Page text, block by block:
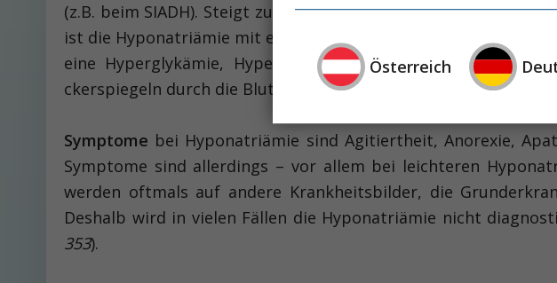
(z.B. beim SIADH). Steigt zusätzlich der Gesamtkörper-
ist die Hyponatriämie mit einer Hypoosmolalität assoziiert.
eine Hyperglykämie, Hyperlipidämie oder eine
ckerspiegeln durch die Blutzuckernormalisierung beseitigt und
Symptome bei Hyponatriämie sind Agitiertheit, Anorexie,
Symptome sind allerdings – vor allem bei leichteren
werden oftmals auf andere Krankheitsbilder, die
Deshalb wird in vielen Fällen die Hyponatriämie nicht
353).
Österreich